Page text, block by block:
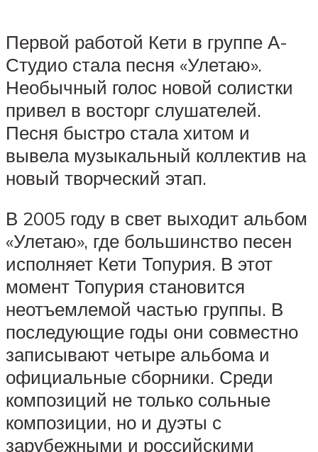
Первой работой Кети в группе А-
Студио стала песня «Улетаю».
Необычный голос новой солистки
привел в восторг слушателей.
Песня быстро стала хитом и
вывела музыкальный коллектив на
новый творческий этап.
В 2005 году в свет выходит альбом
«Улетаю», где большинство песен
исполняет Кети Топурия. В этот
момент Топурия становится
неотъемлемой частью группы. В
последующие годы они совместно
записывают четыре альбома и
официальные сборники. Среди
композиций не только сольные
композиции, но и дуэты с
зарубежными и российскими